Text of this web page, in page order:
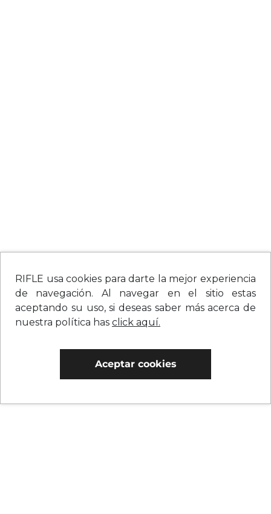
RIFLE usa cookies para darte la mejor experiencia
de navegación. Al navegar en el sitio estas
aceptando su uso, si deseas saber más acerca de
nuestra política has click aquí.
Aceptar cookies